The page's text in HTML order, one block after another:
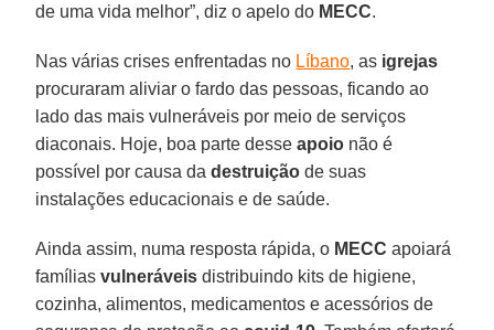
de uma vida melhor”, diz o apelo do MECC.
Nas várias crises enfrentadas no Líbano, as igrejas
procuraram aliviar o fardo das pessoas, ficando ao
lado das mais vulneráveis por meio de serviços
diaconais. Hoje, boa parte desseapoio não é
possível por causa dadestruição de suas
instalações educacionais e de saúde.
Ainda assim, numa resposta rápida, o MECC apoiará
famíliasvulneráveis distribuindo kits de higiene,
cozinha, alimentos, medicamentos e acessórios de